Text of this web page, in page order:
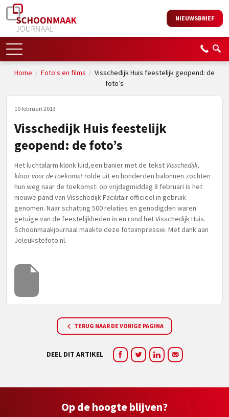
NIEUWSBRIEF
Home / Foto's en films / Visschedijk Huis feestelijk geopend: de
foto’s
10 februari 2013
Visschedijk Huis feestelijk
geopend: de foto’s
Het luchtalarm klonk luid,een banier met de tekst Visschedijk,
klaar voor de toekomstrolde uit en honderden balonnen zochten
hun weg naar de toekomst: op vrijdagmiddag 8 februari is het
nieuwe pand van Visschedijk Facilitair officieel in gebruik
genomen. Naar schatting 500 relaties en genodigden waren
getuige van de feestelijkheden in en rond het Visschedijk Huis.
Schoonmaakjournaal maakte deze fotoimpressie. Met dank aan
Jeleukstefoto.nl.
TERUG NAAR DE VORIGE PAGINA
DEEL DIT ARTIKEL
Op de hoogte blijven?